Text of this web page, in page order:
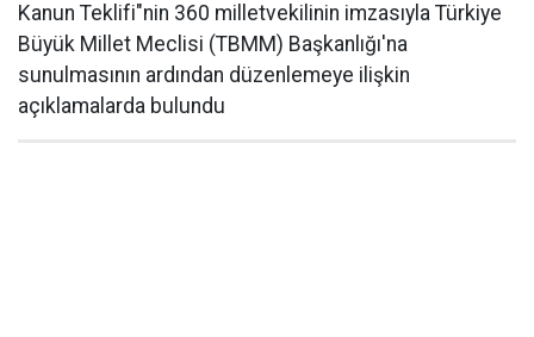
Kanun Teklifi"nin 360 milletvekilinin imzasıyla Türkiye
Büyük Millet Meclisi (TBMM) Başkanlığı'na
sunulmasının ardından düzenlemeye ilişkin
açıklamalarda bulundu